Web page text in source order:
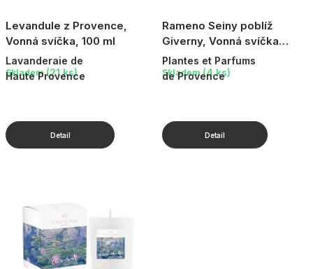
Levandule z Provence,
Vonná svíčka, 100 ml
Lavanderaie de
Haute Provence
Skladem (21 ks)
Rameno Seiny poblíž
Giverny, Vonná svíčka
Claude Monet, 180 g
Plantes et Parfums
de Provence
Skladem (4 ks)